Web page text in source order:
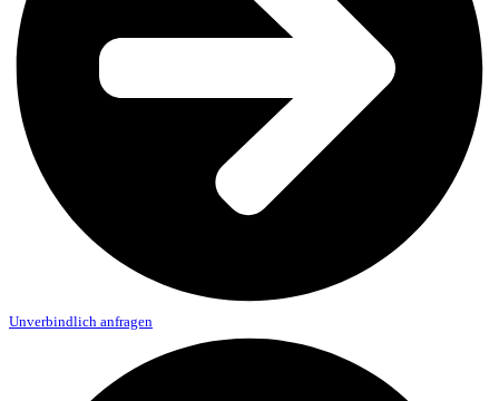
Unverbindlich anfragen